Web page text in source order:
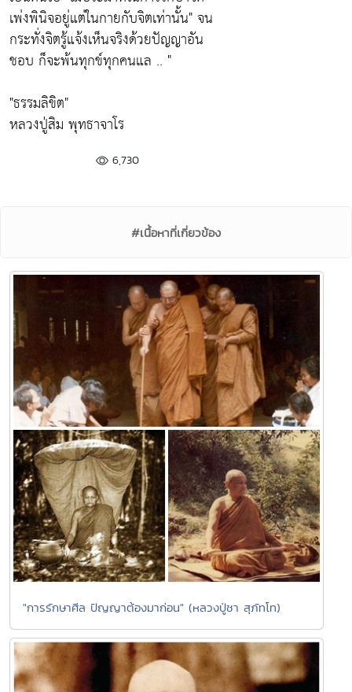
เพ่งพินิจอยู่แต่ในกายกับจิตเท่านั้น"จน
กระทั่งจิตรู้แจ้งเห็นจริงด้วยปัญญาอัน
ชอบ ก็จะพ้นทุกข์ทุกคนแล .. "
"ธรรมลิขิต"
หลวงปู่สิม พุทธาจาโร
6,730
#เนื้อหาที่เกี่ยวข้อง
"การรักษาศีล ปัญญาต้องมาก่อน" (หลวงปู่ชา สุภัทโท)